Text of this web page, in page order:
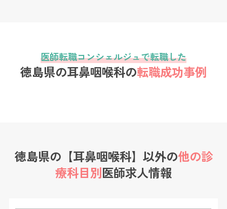
医師転職コンシェルジュで転職した
徳島県の耳鼻咽喉科の転職成功事例
徳島県の【耳鼻咽喉科】以外の他の診
療科目別医師求人情報